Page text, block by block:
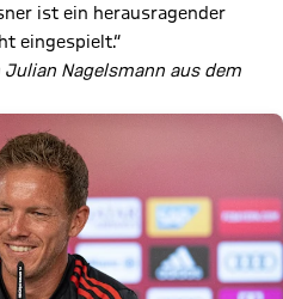
ist ein herausragender
eingespielt.“
Nagelsmann aus dem